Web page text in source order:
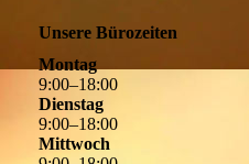
Unsere Bürozeiten
Montag
9:00–18:00
Dienstag
9:00–18:00
Mittwoch